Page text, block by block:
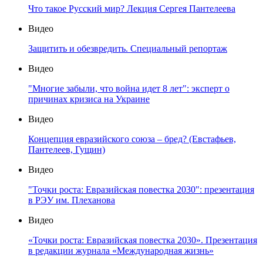
Что такое Русский мир? Лекция Сергея Пантелеева
Видео
Защитить и обезвредить. Специальный репортаж
Видео
"Многие забыли, что война идет 8 лет": эксперт о
причинах кризиса на Украине
Видео
Концепция евразийского союза – бред? (Евстафьев,
Пантелеев, Гущин)
Видео
"Точки роста: Евразийская повестка 2030": презентация
в РЭУ им. Плеханова
Видео
«Точки роста: Евразийская повестка 2030». Презентация
в редакции журнала «Международная жизнь»